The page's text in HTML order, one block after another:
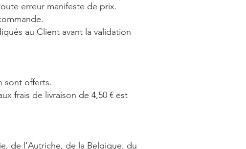
erreur manifeste de prix.
au Client avant la validation
sont offerts.
frais de livraison de 4,50 € est
de l'Autriche, de la Belgique, du